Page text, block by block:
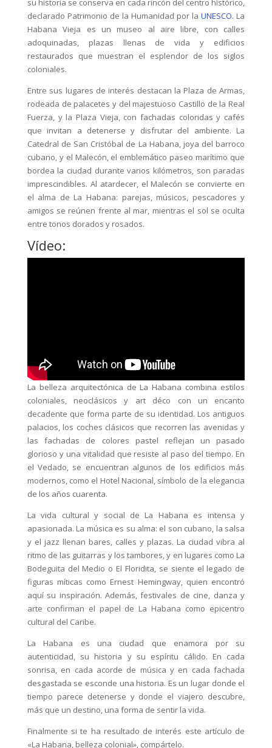
su historia se conserva en cada rincón del centro histórico,
declarado Patrimonio de la Humanidad por laUNESCO. La
Habana Vieja es un museo al aire libre, con calles
adoquinadas, plazas llenas de vida y edificios
restaurados que muestran el esplendor de los siglos
coloniales.
Entre sus lugares de interés destacan la Plaza de Armas,
rodeada de palacetes y del majestuoso Castillo de la Real
Fuerza, y la Plaza Vieja, con fachadas coloridas y cafés
que invitan a detenerse y disfrutar del ambiente. La
Catedral de San Cristóbal de La Habana, joya del barroco
cubano, y el Malecón, el emblemático paseo marítimo que
bordea la ciudad durante varios kilómetros, son paradas
imprescindibles. Al atardecer, el Malecón se convierte en
el alma de La Habana: parejas, músicos, pescadores y
amigos se reúnen frente al mar, mientras el sol se oculta
entre tonos dorados y rosados.
Vídeo:
La belleza arquitectónica de La Habana combina estilos
coloniales, neoclásicos y art déco con un encanto
decadente que forma parte de su identidad. Los antiguos
palacios, los coches clásicos que recorren las avenidas y
las fachadas de colores pastel reflejan un pasado
glorioso y una vitalidad que resiste al paso del tiempo. En
el Vedado, se encuentran algunos de los edificios más
modernos, como el Hotel Nacional, símbolo de la elegancia
de los años cuarenta.
La vida cultural y social de La Habana es intensa y
apasionada. La música es su alma: el son cubano, la salsa
y el jazz llenan bares, calles y plazas. La ciudad vibra al
ritmo de las guitarras y los tambores, y en lugares como La
Bodeguita del Medio o El Floridita, se siente el legado de
figuras míticas como Ernest Hemingway, quien encontró
aquí su inspiración. Además, festivales de cine, danza y
arte confirman el papel de La Habana como epicentro
cultural del Caribe.
La Habana es una ciudad que enamora por su
autenticidad, su historia y su espíritu cálido. En cada
sonrisa, en cada acorde de música y en cada fachada
desgastada se esconde una historia. Es un lugar donde el
tiempo parece detenerse y donde el viajero descubre,
más que un destino, una forma de sentir la vida.
Finalmente si te ha resultado de interés este artículo de
«La Habana, belleza colonial», compártelo.